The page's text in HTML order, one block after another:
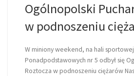
Ogólnopolski
w podnoszeniu
W miniony weekend, na hali sportowej
Ponadpodstawowych nr 5 odbył się
Roztocza w podnoszeniu ciężarów